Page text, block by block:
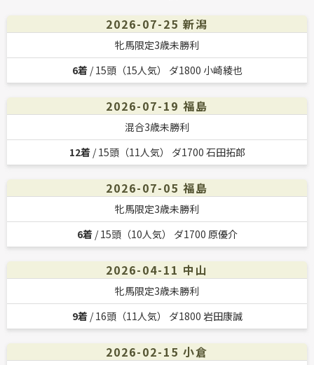
2026-07-25 新潟
牝馬限定3歳未勝利
6着/ 15頭（15人気） ダ1800 小崎綾也
2026-07-19 福島
混合3歳未勝利
12着/ 15頭（11人気） ダ1700 石田拓郎
2026-07-05 福島
牝馬限定3歳未勝利
6着/ 15頭（10人気） ダ1700 原優介
2026-04-11 中山
牝馬限定3歳未勝利
9着/ 16頭（11人気） ダ1800 岩田康誠
2026-02-15 小倉